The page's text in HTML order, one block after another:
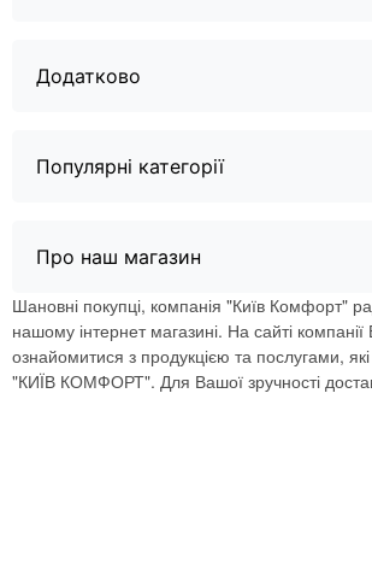
Додатково
Популярні категорії
Про наш магазин
Шановні покупці, компанія "Київ Комфорт"
нашому інтернет магазині. На сайті
ознайомитися з продукцією та послугами,
"КИЇВ КОМФОРТ". Для Вашої зручності